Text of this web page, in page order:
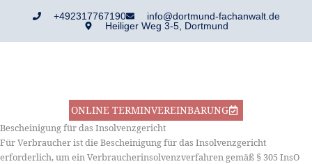
+492317767190
info@dortmund-fachanwalt.de
Heiliger Weg 3-5, Dortmund
ONLINE TERMINVEREINBARUNG
Bescheinigung für das Insolvenzgericht
Für Verbraucher ist die Bescheinigung für das Insolvenzgericht
erforderlich, um ein Verbraucherinsolvenzverfahren gemäß § 305 InsO